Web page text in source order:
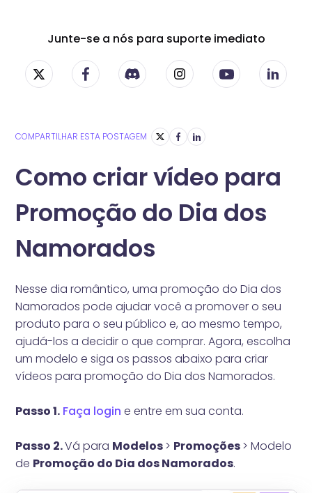
Junte-se a nós para suporte imediato
COMPARTILHAR ESTA POSTAGEM
Como criar vídeo para
Promoção do Dia dos
Namorados
Nesse dia romântico, uma promoção do Dia dos
Namorados pode ajudar você a promover o seu
produto para o seu público e, ao mesmo tempo,
ajudá-los a decidir o que comprar. Agora, escolha
um modelo e siga os passos abaixo para criar
vídeos para promoção do Dia dos Namorados.
Passo 1. Faça login e entre em sua conta.
Passo 2.Vá para Modelos> Promoções> Modelo
de Promoção do Dia dos Namorados.